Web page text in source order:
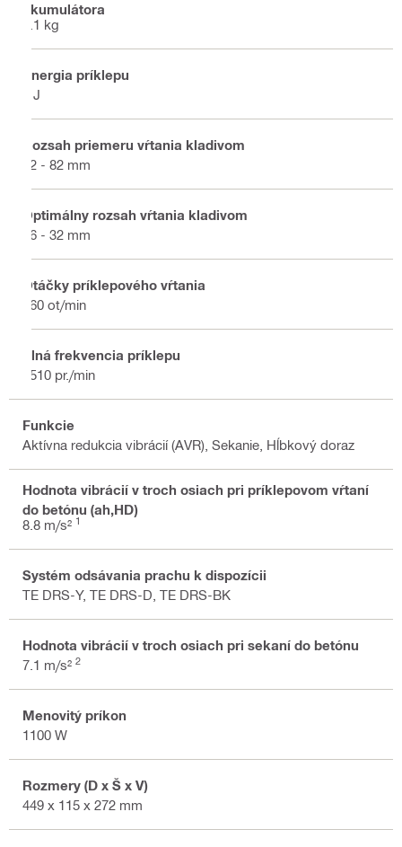
akumulátora
6.1 kg
Energia príklepu
6 J
Rozsah priemeru vŕtania kladivom
12 - 82 mm
Optimálny rozsah vŕtania kladivom
16 - 32 mm
Otáčky príklepového vŕtania
360 ot/min
Plná frekvencia príklepu
3510 pr./min
Funkcie
Aktívna redukcia vibrácií (AVR), Sekanie, Hĺbkový doraz
Hodnota vibrácií v troch osiach pri príklepovom vŕtaní
do betónu (ah,HD)
8.8 m/s² 1
Systém odsávania prachu k dispozícii
TE DRS-Y, TE DRS-D, TE DRS-BK
Hodnota vibrácií v troch osiach pri sekaní do betónu
7.1 m/s² 2
Menovitý príkon
1100 W
Rozmery (D x Š x V)
449 x 115 x 272 mm